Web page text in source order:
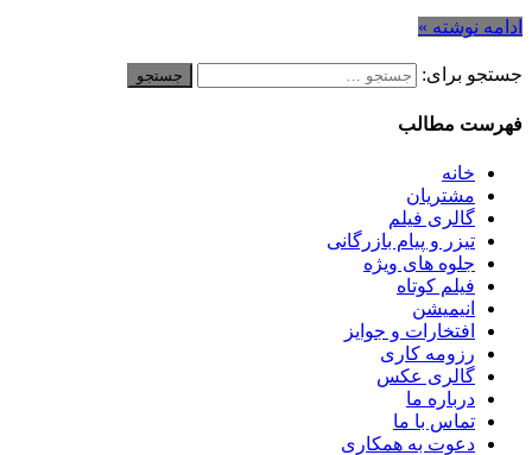
ادامه نوشته »
جستجو برای:
فهرست مطالب
خانه
مشتریان
گالری فیلم
تیزر و پیام بازرگانی
جلوه های ویژه
فیلم کوتاه
انیمیشن
افتخارات و جوایز
رزومه کاری
گالری عکس
درباره ما
تماس با ما
دعوت به همکاری